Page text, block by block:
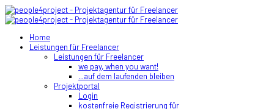
Home
Leistungen für Freelancer
Leistungen für Freelancer
we pay, when you want!
...auf dem laufenden bleiben
Projektportal
Login
kostenfreie Registrierung für